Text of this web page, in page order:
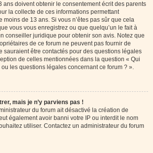
ans doivent obtenir le consentement écrit des parents
la collecte de ces informations permettant
moins de 13 ans. Si vous n’êtes pas sûr que cela
vous vous enregistrez ou que quelqu’un le fait à
conseiller juridique pour obtenir son avis. Notez que
de ce forum ne peuvent pas fournir de
sauraient être contactés pour des questions légales
de celles mentionnées dans la question « Qui
les questions légales concernant ce forum ? ».
mais je n’y parviens pas !
du forum ait désactivé la création de
également avoir banni votre IP ou interdit le nom
utiliser. Contactez un administrateur du forum